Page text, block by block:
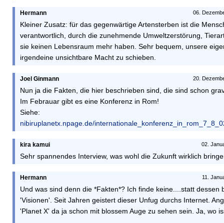
06.
Hermann
Kleiner Zusatz: für das gegenwärtige Artensterben ist die
verantwortlich, durch die zunehmende Umweltzerstörung,
sie keinen Lebensraum mehr haben. Sehr bequem, unsere
irgendeine unsichtbare Macht zu schieben.
20.
Joel Ginmann
Nun ja die Fakten, die hier beschrieben sind, die sind schon
Im Febrauar gibt es eine Konferenz in Rom!
Siehe:
nibiruplanetx.npage.de/
02.
kira kamui
Sehr spannendes Interview, was wohl die Zukunft wirklich
11.
Hermann
Und was sind denn die *Fakten*? Ich finde keine....statt dessen
'Visionen'. Seit Jahren geistert dieser Unfug durchs Internet.
'Planet X' da ja schon mit blossem Auge zu sehen sein. Ja, wo